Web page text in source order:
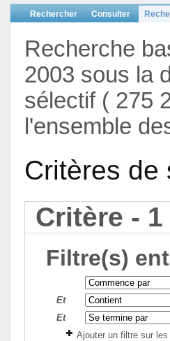
Rechercher Consulter
Recherche
2003 sous la
sélectif ( 275
l'ensemble
Critères de
Critère - 1
Filtre(s)
Et
Et
Ajouter un filtre sur les